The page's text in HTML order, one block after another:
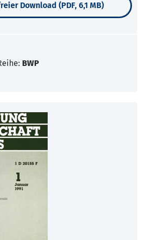
Download (PDF, 6,1 MB)
BWP